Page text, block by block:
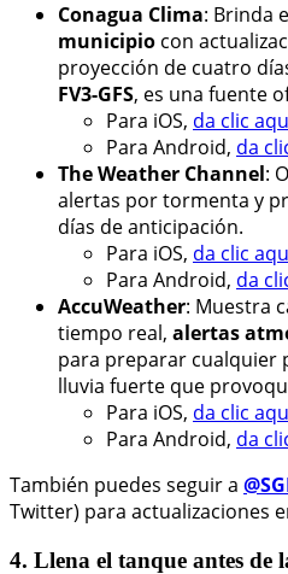
Conagua Clima: Brinda
municipio con
proyección de cuatro
FV3-GFS, es una fuente
Para iOS, da clic
Para Android, da
The Weather Channel:
alertas por tormenta y
días de anticipación.
Para iOS, da clic
Para Android, da
AccuWeather: Muestra
tiempo real, alertas
para preparar cualquier
lluvia fuerte que
Para iOS, da clic
Para Android, da
También puedes seguir a
Twitter) para actualizaciones
4. Llena el tanque antes de